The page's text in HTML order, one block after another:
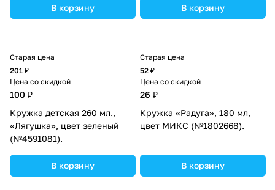
В корзину В корзину
Старая цена
201 ₽
Цена со скидкой
100 ₽
Кружка детская 260 мл.,
«Лягушка», цвет зеленый
(№4591081).
В корзину
Старая цена
52 ₽
Цена со скидкой
26 ₽
Кружка «Радуга», 180 мл,
цвет МИКС (№1802668).
В корзину